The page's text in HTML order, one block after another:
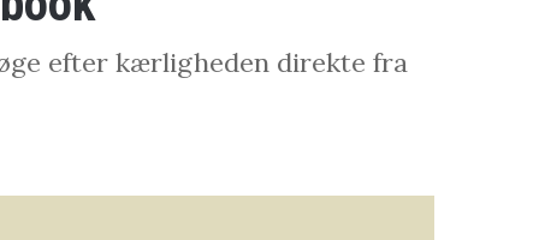
efter kærligheden direkte fra